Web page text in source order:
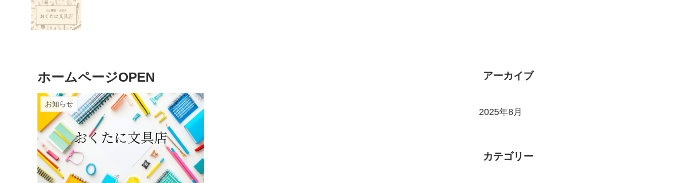
ホームページOPEN
お知らせ
アーカイブ
2025年8月
カテゴリー